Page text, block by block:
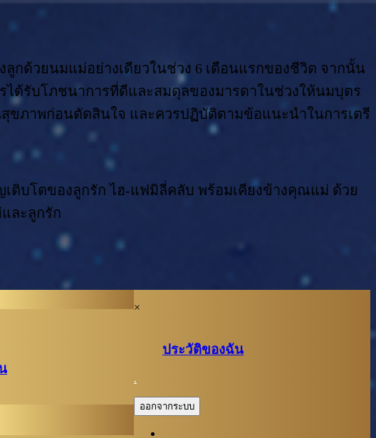
กด้วยนมแม่อย่างเดียวในช่วง 6 เดือนแรกของชีวิต จากนั้น
ได้รับโภชนาการที่ดีและสมดุลของมารดาในช่วงให้นมบุตร
ภาพก่อนตัดสินใจ และควรปฏิบัติตามข้อแนะนำในการเตรี
ติบโตของลูกรัก ไฮ-แฟมิลี่คลับ พร้อมเคียงข้างคุณแม่ ด้วย
ละลูกรัก
×
ประวัติของฉัน
.
ออกจากระบบ